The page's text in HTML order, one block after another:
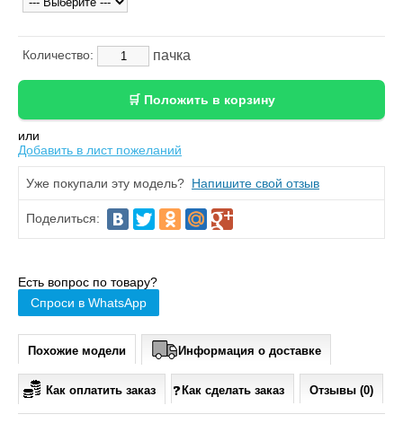
Количество: пачка
или
Добавить в лист пожеланий
Уже покупали эту модель? Напишите свой отзыв
Поделиться:
Есть вопрос по товару?
Спроси в WhatsApp
Похожие модели Информация о доставке
Как оплатить заказ Как сделать заказ Отзывы (0)